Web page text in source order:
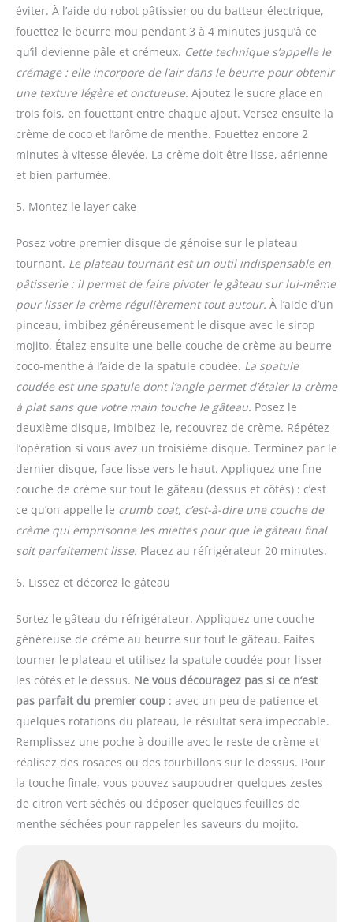
éviter. À l’aide du robot pâtissier ou du batteur électrique,
fouettez le beurre mou pendant 3 à 4 minutes jusqu’à ce
qu’il devienne pâle et crémeux. Cette technique s’appelle le
crémage : elle incorpore de l’air dans le beurre pour obtenir
une texture légère et onctueuse. Ajoutez le sucre glace en
trois fois, en fouettant entre chaque ajout. Versez ensuite la
crème de coco et l’arôme de menthe. Fouettez encore 2
minutes à vitesse élevée. La crème doit être lisse, aérienne
et bien parfumée.
5. Montez le layer cake
Posez votre premier disque de génoise sur le plateau
tournant. Le plateau tournant est un outil indispensable en
pâtisserie : il permet de faire pivoter le gâteau sur lui-même
pour lisser la crème régulièrement tout autour. À l’aide d’un
pinceau, imbibez généreusement le disque avec le sirop
mojito. Étalez ensuite une belle couche de crème au beurre
coco-menthe à l’aide de la spatule coudée. La spatule
coudée est une spatule dont l’angle permet d’étaler la crème
à plat sans que votre main touche le gâteau. Posez le
deuxième disque, imbibez-le, recouvrez de crème. Répétez
l’opération si vous avez un troisième disque. Terminez par le
dernier disque, face lisse vers le haut. Appliquez une fine
couche de crème sur tout le gâteau (dessus et côtés) : c’est
ce qu’on appelle le crumb coat, c’est-à-dire une couche de
crème qui emprisonne les miettes pour que le gâteau final
soit parfaitement lisse. Placez au réfrigérateur 20 minutes.
6. Lissez et décorez le gâteau
Sortez le gâteau du réfrigérateur. Appliquez une couche
généreuse de crème au beurre sur tout le gâteau. Faites
tourner le plateau et utilisez la spatule coudée pour lisser
les côtés et le dessus. Ne vous découragez pas si ce n’est
pas parfait du premier coup : avec un peu de patience et
quelques rotations du plateau, le résultat sera impeccable.
Remplissez une poche à douille avec le reste de crème et
réalisez des rosaces ou des tourbillons sur le dessus. Pour
la touche finale, vous pouvez saupoudrer quelques zestes
de citron vert séchés ou déposer quelques feuilles de
menthe séchées pour rappeler les saveurs du mojito.